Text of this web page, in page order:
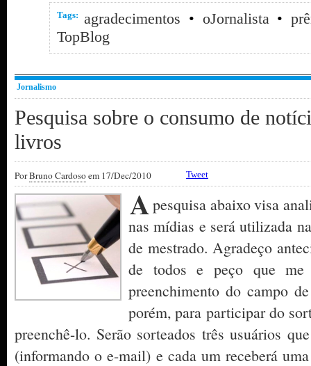
Tags: agradecimentos • oJornalista•
TopBlog
Jornalismo
Pesquisa sobre o consumo de
livros
PorBruno Cardosoem 17/Dec/2010 Tweet
Apesquisa abaixo visa
nas mídias e será utilizada
de mestrado. Agradeço
de todos e peço que
preenchimento do campo
porém, para participar do
preenchê-lo. Serão sorteados três usuários
(informando o e-mail) e cada um receberá